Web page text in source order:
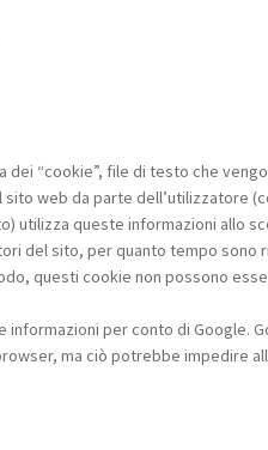
dei “cookie”, file di testo che
web da parte dell’utilizzatore
utilizza queste informazioni allo
del sito, per quanto tempo sono
questi cookie non possono
per conto di Google.
ma ciò potrebbe impedire